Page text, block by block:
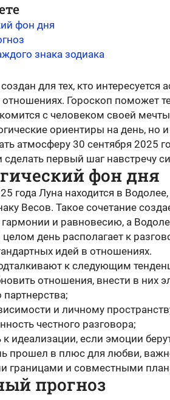
фон дня
знака зодиака
для тех, кто интересуется
Гороскоп поможет
с человеком своей
ориентиры на день, но
атмосферу 30 сентября 2025
первый шаг навстречу
фон дня
года Луна находится в
Весов. Такое сочетание
гармонии и равновесию, а
целом день располагает к
идей в отношениях.
к следующим
отношения, внести в них
и личному
честного разговора;
к идеализации, если эмоции
прошел в плюс для любви,
границами и совместными
прогноз